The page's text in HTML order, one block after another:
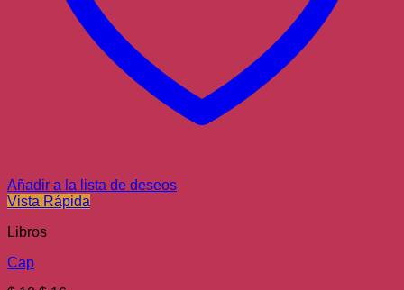
Añadir a la lista de deseos
Vista Rápida
Libros
Cap